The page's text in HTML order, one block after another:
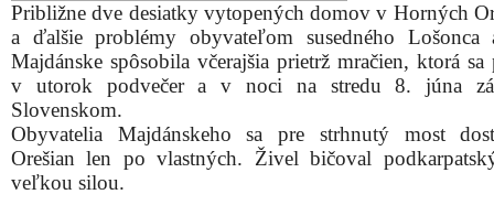
Približne dve desiatky vytopených domov v Horných
a ďalšie problémy obyvateľom susedného Lošonca
Majdánske spôsobila včerajšia prietrž mračien, ktorá sa
v utorok podvečer a v noci na stredu 8. júna
Slovenskom.
Obyvatelia Majdánskeho sa pre strhnutý most
Orešian len po vlastných. Živel bičoval
veľkou silou.